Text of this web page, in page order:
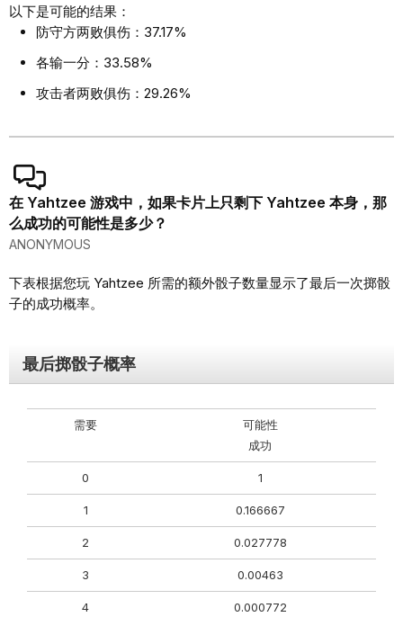
以下是可能的结果：
防守方两败俱伤：37.17%
各输一分：33.58%
攻击者两败俱伤：29.26%
在 Yahtzee 游戏中，如果卡片上只剩下 Yahtzee 本身，那
么成功的可能性是多少？
ANONYMOUS
下表根据您玩 Yahtzee 所需的额外骰子数量显示了最后一次掷骰
子的成功概率。
最后掷骰子概率
需要
可能性
成功
0 1
1 0.166667
2 0.027778
3 0.00463
4 0.000772